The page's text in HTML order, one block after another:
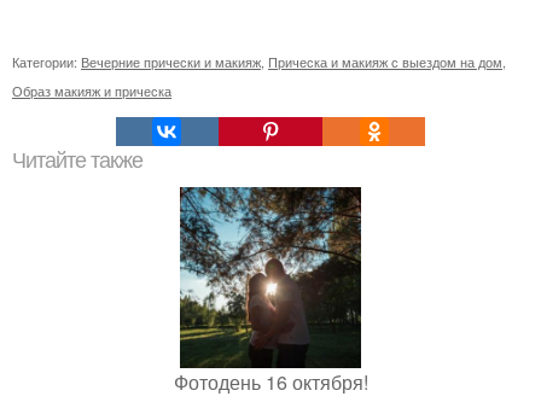
Категории: Вечерние прически и макияж, Прическа и макияж с выездом на дом,
Образ макияж и прическа
Читайте также
Фотодень 16 октября!